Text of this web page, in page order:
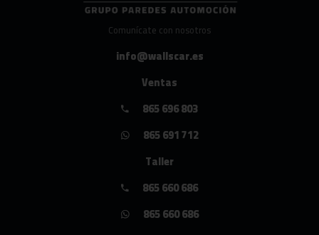
Comunícate con nosotros
info@wallscar.es
Ventas
865 696 803
865 691 712
Taller
865 660 686
865 660 686